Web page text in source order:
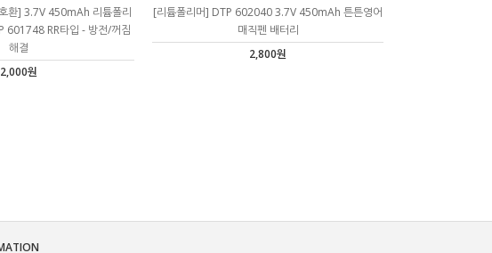
환] 3.7V 450mAh 리튬폴리
601748 RR타입 - 방전/꺼짐
해결
2,000원
[리튬폴리머] DTP 602040 3.7V 450mAh 튼튼영어
매직펜 배터리
2,800원